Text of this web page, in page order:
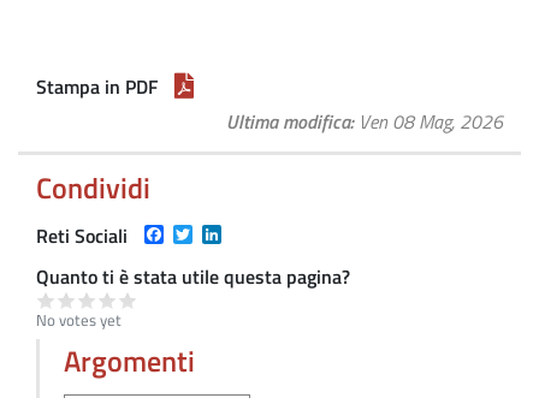
Stampa in PDF
Ultima modifica Ven 08 Mag, 2026
Condividi
Reti Sociali Facebook
Twitter
Quanto ti è stata utile questa pagina?
No votes yet
Argomenti